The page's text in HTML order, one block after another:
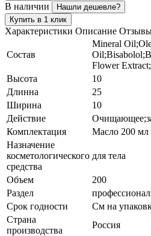
В наличии
Нашли дешевле?
Купить в 1 клик
Характеристики Описание
Состав
Mineral
Flower
Высота
10
Длинна
25
Ширина
10
Действие
Комплектация
Масло 200 мл
Назначение
косметологического
средства
для тела
Объем
200
Раздел
Срок годности
См на
Страна
производства
Россия